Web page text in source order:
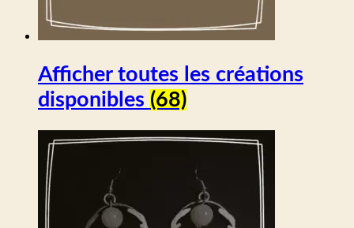
Afficher toutes les créations
disponibles (68)